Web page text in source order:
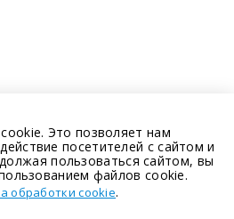
Это позволяет нам
посетителей с сайтом и
пользоваться сайтом, вы
файлов cookie.
обработки cookie.